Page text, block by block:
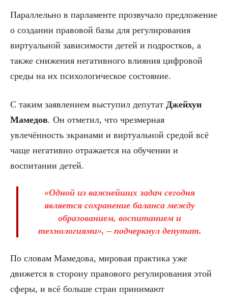
Параллельно в парламенте прозвучало предложение
о создании правовой базы для регулирования
виртуальной зависимости детей и подростков, а
также снижения негативного влияния цифровой
среды на их психологическое состояние.
С таким заявлением выступил депутат Джейхун
Мамедов. Он отметил, что чрезмерная
увлечённость экранами и виртуальной средой всё
чаще негативно отражается на обучении и
воспитании детей.
«Одной из важнейших задач сегодня
является сохранение баланса между
образованием, воспитанием и
технологиями», – подчеркнул депутат.
По словам Мамедова, мировая практика уже
движется в сторону правового регулирования этой
сферы, и всё больше стран принимают